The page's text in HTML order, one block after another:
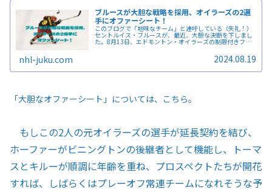
ブルースが大胆な戦略を採用、オイラーズの2選
手にオファーシート！
このブログで「地味なチーム」と連呼している（失礼！）
セントルイス・ブルースが、最近、大胆な決断を下しまし
た。8月13日、エドモントン・オイラーズの制限付きフリ
ーエージェントの選手2人に対し、ブルースは同時にオフ
nhl-juku.com 2024.08.19
「大胆なオファーシート」については、こちら。
もしこの2人の元オイラーズの選手が延長契約を結び、
ホーファーがビニングトンの後継者として機能し、トーマ
スとキルーが順調に年齢を重ね、プロスペクトたちが開花
すれば、しばらくはプレーオフ常連チームになれそうな予